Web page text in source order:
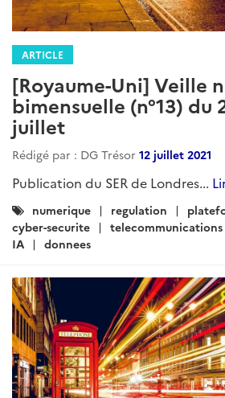
ARTICLE
[Royaume-Uni] Veille
bimensuelle (n°13) du
juillet
Rédigé par : DG Trésor 12 juillet 2021
Publication du SER de Londres...
Catégories
:
numerique regulation
cyber-securite
telecommunications
IA
donnees